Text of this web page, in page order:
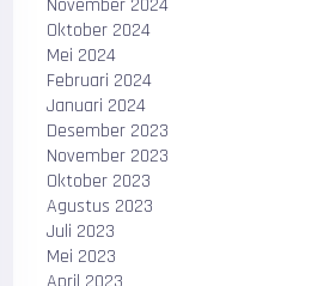
November 2024
Oktober 2024
Mei 2024
Februari 2024
Januari 2024
Desember 2023
November 2023
Oktober 2023
Agustus 2023
Juli 2023
Mei 2023